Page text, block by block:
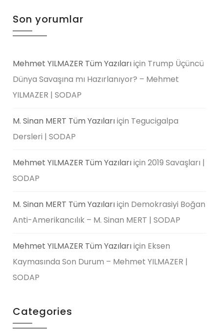
Son yorumlar
Mehmet YILMAZER Tüm Yazılarıiçin Trump Üçüncü
Dünya Savaşına mı Hazırlanıyor? – Mehmet
YILMAZER | SODAP
M. Sinan MERT Tüm Yazılarıiçin Tegucigalpa
Dersleri | SODAP
Mehmet YILMAZER Tüm Yazılarıiçin2019 Savaşları |
SODAP
M. Sinan MERT Tüm Yazılarıiçin Demokrasiyi Boğan
Anti-Amerikancılık – M. Sinan MERT | SODAP
Mehmet YILMAZER Tüm Yazılarıiçin Eksen
Kaymasında Son Durum – Mehmet YILMAZER |
SODAP
Categories